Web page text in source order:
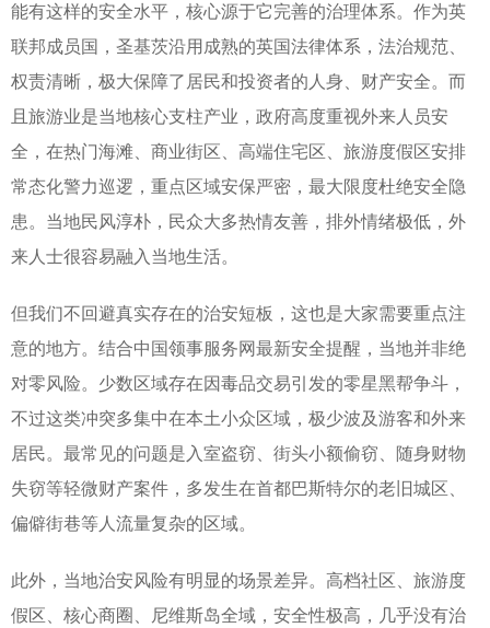
能有这样的安全水平，核心源于它完善的治理体系。作为英
联邦成员国，圣基茨沿用成熟的英国法律体系，法治规范、
权责清晰，极大保障了居民和投资者的人身、财产安全。而
且旅游业是当地核心支柱产业，政府高度重视外来人员安
全，在热门海滩、商业街区、高端住宅区、旅游度假区安排
常态化警力巡逻，重点区域安保严密，最大限度杜绝安全隐
患。当地民风淳朴，民众大多热情友善，排外情绪极低，外
来人士很容易融入当地生活。
但我们不回避真实存在的治安短板，这也是大家需要重点注
意的地方。结合中国领事服务网最新安全提醒，当地并非绝
对零风险。少数区域存在因毒品交易引发的零星黑帮争斗，
不过这类冲突多集中在本土小众区域，极少波及游客和外来
居民。最常见的问题是入室盗窃、街头小额偷窃、随身财物
失窃等轻微财产案件，多发生在首都巴斯特尔的老旧城区、
偏僻街巷等人流量复杂的区域。
此外，当地治安风险有明显的场景差异。高档社区、旅游度
假区、核心商圈、尼维斯岛全域，安全性极高，几乎没有治